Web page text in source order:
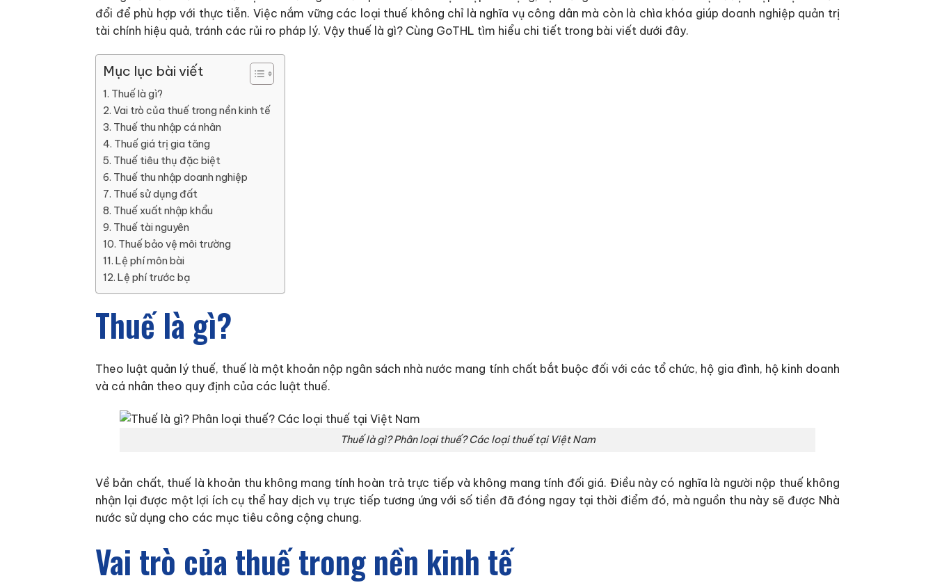
đổi để phù hợp với thực tiễn. Việc nắm vững các loại thuế không chỉ là nghĩa vụ công dân mà còn là chìa khóa giúp doanh nghiệp quản trị
tài chính hiệu quả, tránh các rủi ro pháp lý. Vậy thuế là gì? Cùng GoTHL tìm hiểu chi tiết trong bài viết dưới đây.
Mục lục bài viết
Thuế là gì?
Vai trò của thuế trong nền kinh tế
Thuế thu nhập cá nhân
Thuế giá trị gia tăng
Thuế tiêu thụ đặc biệt
Thuế thu nhập doanh nghiệp
Thuế sử dụng đất
Thuế xuất nhập khẩu
Thuế tài nguyên
Thuế bảo vệ môi trường
Lệ phí môn bài
Lệ phí trước bạ
Thuế là gì?
Theo luật quản lý thuế, thuế là một khoản nộp ngân sách nhà nước mang tính chất bắt buộc đối với các tổ chức, hộ gia đình, hộ kinh doanh
và cá nhân theo quy định của các luật thuế.
Thuế là gì? Phân loại thuế? Các loại thuế tại Việt Nam
Về bản chất, thuế là khoản thu không mang tính hoàn trả trực tiếp và không mang tính đối giá. Điều này có nghĩa là người nộp thuế không
nhận lại được một lợi ích cụ thể hay dịch vụ trực tiếp tương ứng với số tiền đã đóng ngay tại thời điểm đó, mà nguồn thu này sẽ được Nhà
nước sử dụng cho các mục tiêu công cộng chung.
Vai trò của thuế trong nền kinh tế